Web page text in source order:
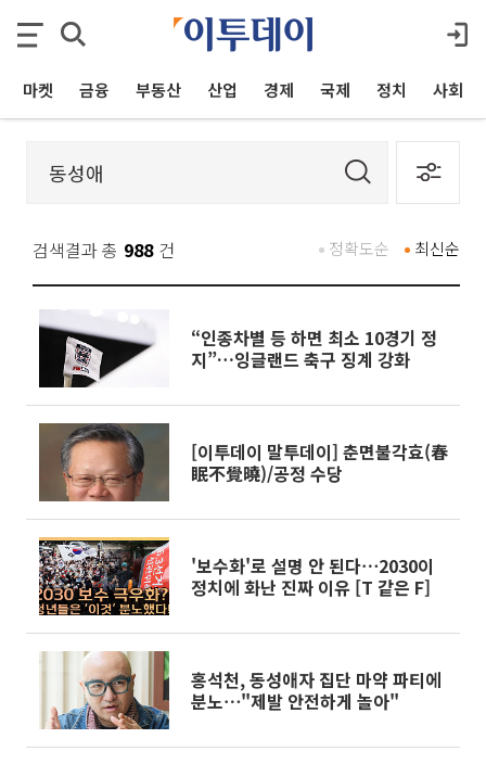
마켓 금융 부동산 산업 경제 국제 정치 사회
검색결과 총 988 건 최신순
정확도순
“인종차별 등 하면 최소 10경기 정
지”…잉글랜드 축구 징계 강화
[이투데이 말투데이] 춘면불각효(春
眠不覺曉)/공정 수당
'보수화'로 설명 안 된다⋯2030이
정치에 화난 진짜 이유 [T 같은 F]
홍석천, 동성애자 집단 마약 파티에
분노⋯"제발 안전하게 놀아"